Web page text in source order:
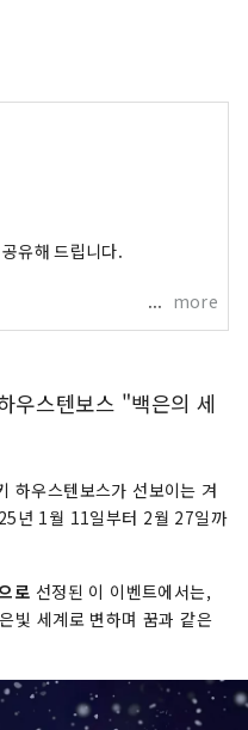
유해 드립니다.
more
우스텐보스 "백은의 세
하우스텐보스가 선보이는 겨
년 1월 11일부터 2월 27일까
로 선정된 이 이벤트에서는,
빛 세계로 변하며 꿈과 같은